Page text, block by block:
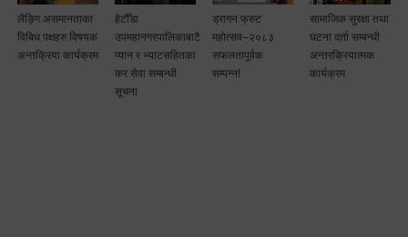
लैङ्गि असमानताका
विबिध पक्षहरु विषयक
अन्तक्रिया कार्यक्रम
हेटौँडा
उपमहानगरपालिकाबाटै
प्यान र भ्याटसहितका
कर सेवा सम्बन्धी
सूचना
ड्रागन फ्रुट
महोत्सव–२०८३
सफलतापूर्वक
सम्पन्न!
सामाजिक सुरक्षा तथा
घटना दर्ता सम्बन्धी
अन्तरक्रियात्मक
कार्यक्रम